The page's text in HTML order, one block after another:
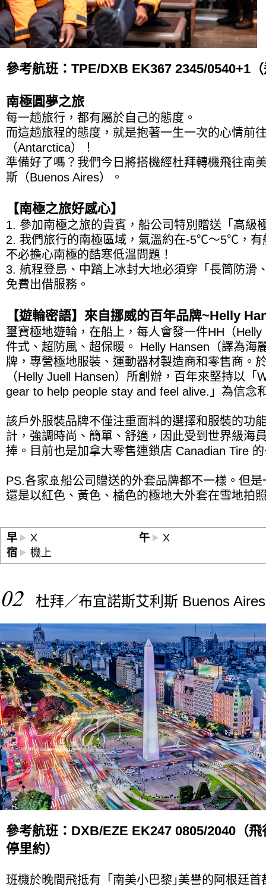
參考航班：TPE/DXB EK367 2345/0540+1
南極圓夢之旅
每一趟旅行，都有屬於自己的態度。
而這趟旅程的態度，就是抱著一生一次的心情前
（Antarctica）！
準備好了嗎？我們今日將搭機經杜拜轉機飛往南
斯（Buenos Aires）。
【南極之旅好感心】
1. 參加南極之旅的貴賓，船公司特別贈送「高級
2. 我們旅行的南極區域，氣溫約在-5℃〜5℃，有
不必擔心南極的酷寒低溫問題！
3. 航程登島、中踏上冰封大地必須穿「長筒防滑
免費出借服務。
【遊輪密語】來自挪威的百年品牌~Helly
璽寶極地遊輪，在船上，每人會發一件HH（
件式、超防風、超保暖。 Helly Hansen（譯為海
牌，專營極地服裝、運動器材製造商和零售商。
（Helly Juell Hansen）所創辦，百年來堅持以
gear to help people stay and feel alive.」為信念
該戶外服裝品牌不僅注重面料的選擇和服裝的功
計，強調時尚、簡單、舒適，因此受到世界級海
捧。目前也是加拿大零售連鎖店 Canadian Tire
PS.各家🚢船公司贈送的外套品牌都不一樣。但
還是以紅色、黃色、橘色的極地大外套在雪地拍
早 X 午
X
宿
機上
02 杜拜／布宜諾斯艾利斯 Buenos
參考航班：DXB/EZE EK247 0805/2040（
停里約）
班機於晚間飛抵有「南美小巴黎｣美譽的阿根廷